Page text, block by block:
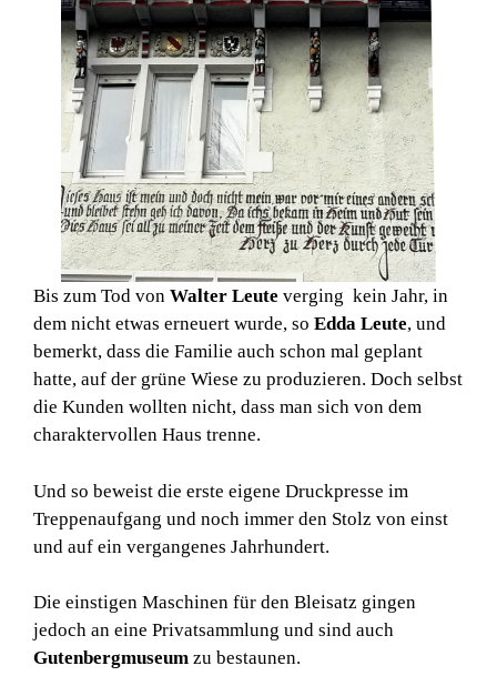
Bis zum Tod von Walter Leute verging kein Jahr, in
dem nicht etwas erneuert wurde, so Edda Leute, und
bemerkt, dass die Familie auch schon mal geplant
hatte, auf der grüne Wiese zu produzieren. Doch selbst
die Kunden wollten nicht, dass man sich von dem
charaktervollen Haus trenne.
Und so beweist die erste eigene Druckpresse im
Treppenaufgang und noch immer den Stolz von einst
und auf ein vergangenes Jahrhundert.
Die einstigen Maschinen für den Bleisatz gingen
jedoch an eine Privatsammlung und sind auch
Gutenbergmuseum zu bestaunen.